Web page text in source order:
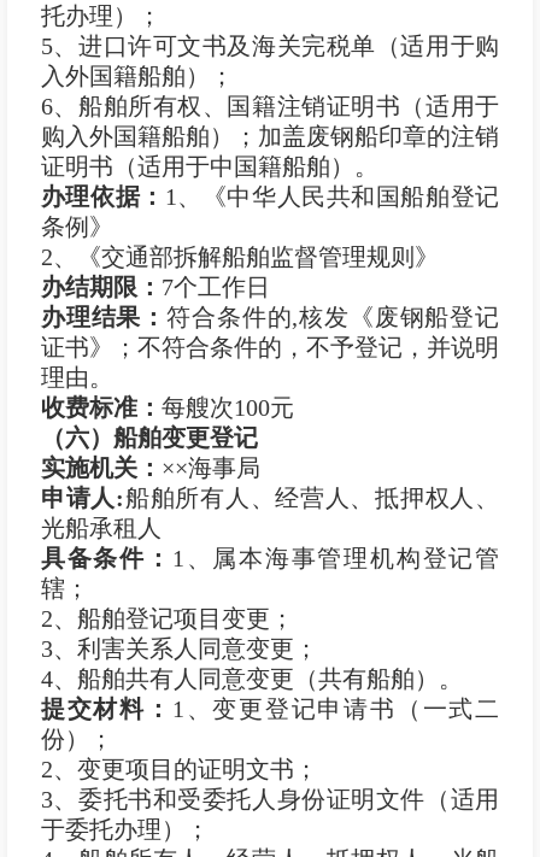
托办理）；
5、进口许可文书及海关完税单（适用于购
入外国籍船舶）；
6、船舶所有权、国籍注销证明书（适用于
购入外国籍船舶）；加盖废钢船印章的注销
证明书（适用于中国籍船舶）。
办理依据： 1、《中华人民共和国船舶登记
条例》
2、《交通部拆解船舶监督管理规则》
办结期限： 7个工作日
办理结果：符合条件的,核发《废钢船登记
证书》；不符合条件的，不予登记，并说明
理由。
收费标准： 每艘次100元
（六）船舶变更登记
实施机关： ××海事局
申请人 :船舶所有人、经营人、抵押权人、
光船承租人
具备条件： 1、属本海事管理机构登记管
辖；
2、船舶登记项目变更；
3、利害关系人同意变更；
4、船舶共有人同意变更（共有船舶）。
提交材料： 1、变更登记申请书（一式二
份）；
2、变更项目的证明文书；
3、委托书和受委托人身份证明文件（适用
于委托办理）；